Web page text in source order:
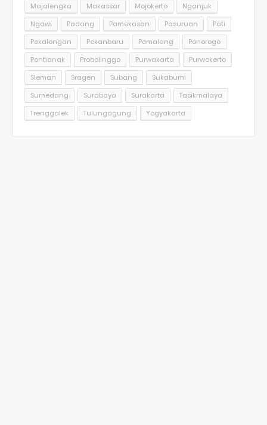
Majalengka
Makassar Mojokerto
Nganjuk
Ngawi
Padang Pamekasan Pasuruan
Pati
Pekalongan
Pekanbaru Pemalang
Ponorogo
Pontianak
Probolinggo Purwakarta
Purwokerto
Sleman
Sragen Subang
Sukabumi
Sumedang
Surabaya Surakarta
Tasikmalaya
Trenggalek
Tulungagung Yogyakarta